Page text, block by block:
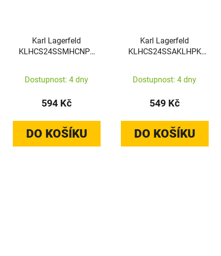
Karl Lagerfeld
KLHCS24SSMHCNPK
Choupette Metal Pin
Dostupnost: 4 dny
594 Kč
DO KOŠÍKU
Karl Lagerfeld
KLHCS24SSAKLHPK
Metal Logo black
Dostupnost: 4 dny
549 Kč
DO KOŠÍKU